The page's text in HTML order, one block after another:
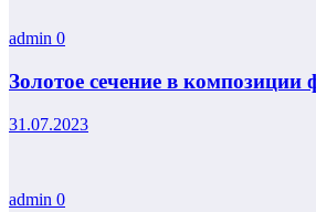
admin 0
Золотое сечение в композиции
31.07.2023
admin 0